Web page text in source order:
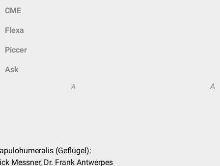
CME
Flexa
Piccer
Ask
A A
(Geflügel):
Messner, Dr. Frank Antwerpes